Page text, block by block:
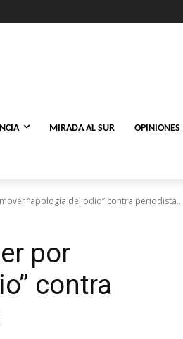
MIRADA AL SUR OPINIONES
“apología del odio” contra periodista...
por
contra